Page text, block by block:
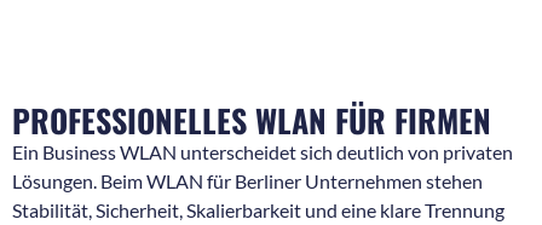
PROFESSIONELLES WLAN FÜR FIRMEN
Ein Business WLAN unterscheidet sich deutlich von privaten
Lösungen. Beim WLAN für Berliner Unternehmen stehen
Stabilität, Sicherheit, Skalierbarkeit und eine klare Trennung